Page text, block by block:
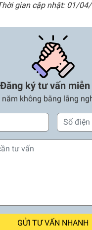
gian cập nhật: 01/
Đăng ký tư vấn miễn
không bằng lắng
GỬI TƯ VẤN NHANH